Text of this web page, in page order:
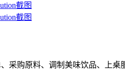
采购原料、调制美味饮品、上桌